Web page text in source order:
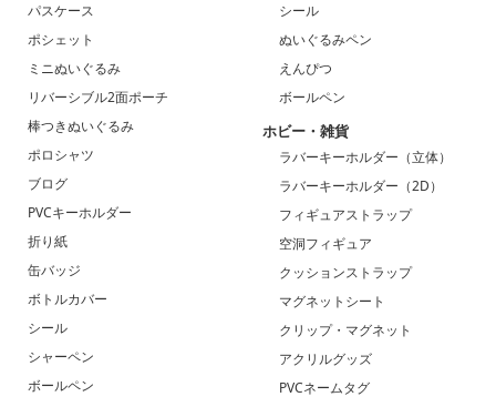
パスケース
ポシェット
ミニぬいぐるみ
リバーシブル2面ポーチ
棒つきぬいぐるみ
ポロシャツ
ブログ
PVCキーホルダー
折り紙
缶バッジ
ボトルカバー
シール
シャーペン
ボールペン
シール
ぬいぐるみペン
えんぴつ
ボールペン
ホビー・雑貨
ラバーキーホルダー（立体）
ラバーキーホルダー（2D）
フィギュアストラップ
空洞フィギュア
クッションストラップ
マグネットシート
クリップ・マグネット
アクリルグッズ
PVCネームタグ